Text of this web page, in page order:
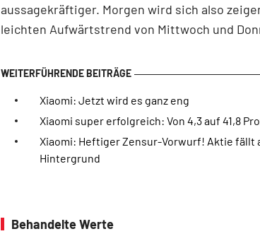
aussagekräftiger. Morgen wird sich also
leichten Aufwärtstrend von Mittwoch und
Xiaomi: Jetzt wird es ganz eng
Xiaomi super erfolgreich: Von 4,3 auf 41,8
Xiaomi: Heftiger Zensur-Vorwurf! Aktie fällt
Hintergrund
Behandelte Werte